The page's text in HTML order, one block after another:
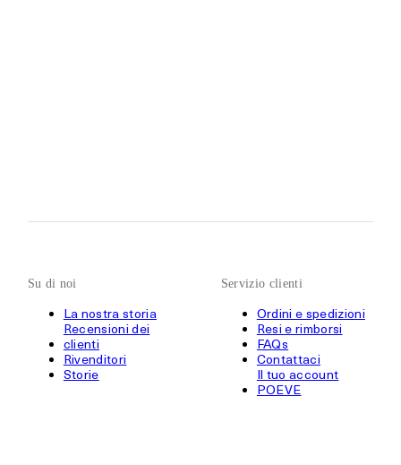
Su di noi
La nostra storia
Recensioni dei
clienti
Rivenditori
Storie
Servizio clienti
Ordini e spedizioni
Resi e rimborsi
FAQs
Contattaci
Il tuo account
POEVE